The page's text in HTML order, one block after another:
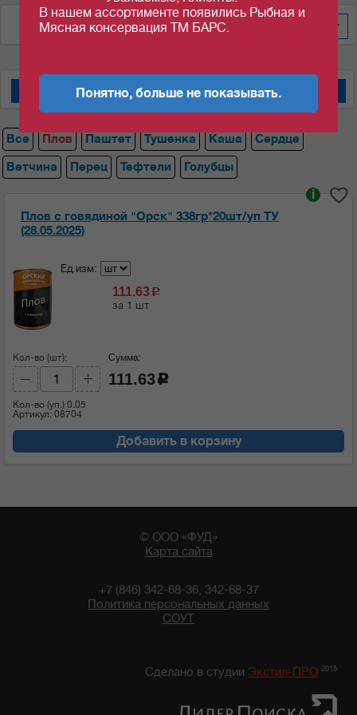
По весу за уп/меш
Мясные консервы "Барс" Мясные консервы "Орский мясокомбинат"
Все Плов Паштет Тушенка Каша
Сердце
Ветчина
Перец Тефтели Голубцы
Плов с говядиной "Орск" 338гр*20шт/уп ТУ
(28.05.2025)
i
Ед.изм:
111.63 c
за 1 шт
Кол-во (шт):
Кол-во (уп.) 0.05
Артикул: 08704
Сумма:
111.63 c
Добавить в корзину
© ООО «ФУД»
Карта сайта
+7 (846) 342-68-36, 342-68-37
Политика персональных данных
СОУТ
Сделано в студии Экстил-ПРО 2015
В нашем ассортименте появились Рыбная и
Мясная консервация ТМ БАРС.
Понятно, больше не показывать.